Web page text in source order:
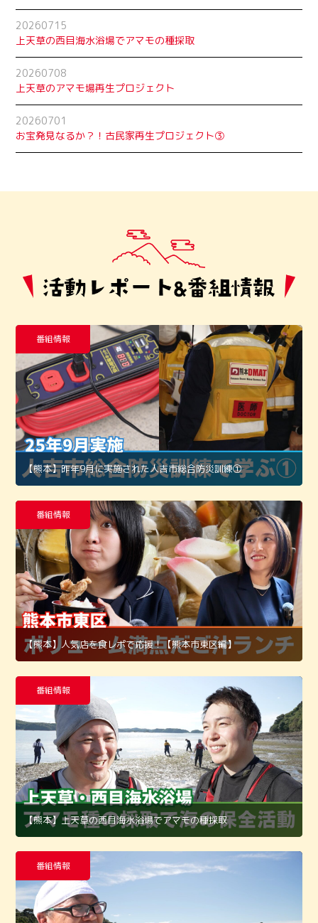
20260715
上天草の西目海水浴場でアマモの種採取
20260708
上天草のアマモ場再生プロジェクト
20260701
お宝発見なるか？！古民家再生プロジェクト➂
番組情報
【熊本】昨年9月に実施された人吉市総合防災訓練①
番組情報
【熊本】人気店を食レポで応援！【熊本市東区編】
番組情報
【熊本】上天草の西目海水浴場でアマモの種採取
番組情報